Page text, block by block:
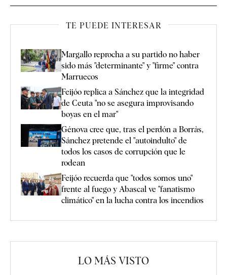
TE PUEDE INTERESAR
Margallo reprocha a su partido no haber
sido más "determinante" y "firme" contra
Marruecos
Feijóo replica a Sánchez que la integridad
de Ceuta "no se asegura improvisando
boyas en el mar"
Génova cree que, tras el perdón a Borràs,
Sánchez pretende el "autoindulto" de
todos los casos de corrupción que le
rodean
Feijóo recuerda que "todos somos uno"
frente al fuego y Abascal ve "fanatismo
climático" en la lucha contra los incendios
LO MÁS VISTO